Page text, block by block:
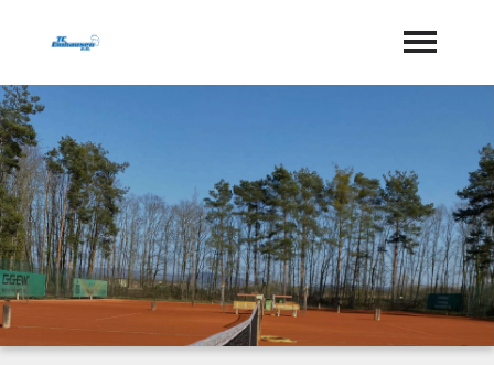
Aktuelles
Termine
Geschichte
Jugend